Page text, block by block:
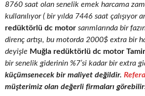
8760 saat olan senelik emek harcama
kullanılıyor ( bir yılda 7446 saat çalışıyor
redüktörlü dc motor sarımlarında bir
direnç artışı, bu motorda 2000$ extra bir
deyişle Muğla redüktörlü dc motor
bir senelik giderinin %7’si kadar bir extra
küçümsenecek bir maliyet değildir.
müşterimiz olan değerli firmaları